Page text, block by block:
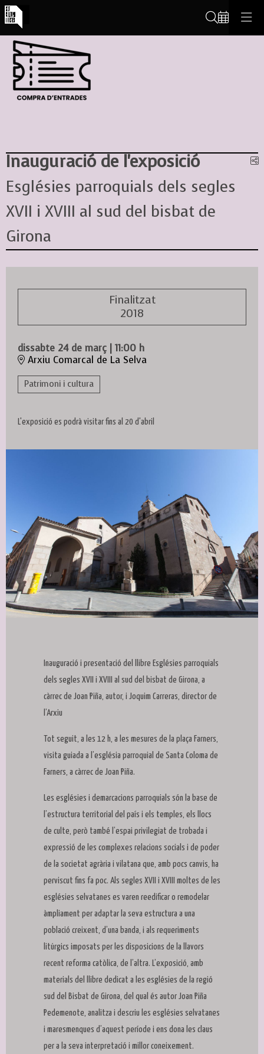
Inauguració de l'exposició
Esglésies parroquials dels segles
XVII i XVIII al sud del bisbat de
Girona
Finalitzat
2018
dissabte 24 de març | 11:00 h
Arxiu Comarcal de La Selva
Patrimoni i cultura
L'exposició es podrà visitar fins al 20 d'abril
Inauguració i presentació del llibre Esglésies parroquials
dels segles XVII i XVIII al sud del bisbat de Girona, a
càrrec de Joan Piña, autor, i Joquim Carreras, director de
l’Arxiu
Tot seguit, a les 12 h, a les mesures de la plaça Farners,
visita guiada a l’església parroquial de Santa Coloma de
Farners, a càrrec de Joan Piña.
Les esglésies i demarcacions parroquials són la base de
l’estructura territorial del país i els temples, els llocs
de culte, però també l’espai privilegiat de trobada i
expressió de les complexes relacions socials i de poder
de la societat agrària i vilatana que, amb pocs canvis, ha
perviscut fins fa poc. Als segles XVII i XVIII moltes de les
esglésies selvatanes es varen reedificar o remodelar
àmpliament per adaptar la seva estructura a una
població creixent, d’una banda, i als requeriments
litúrgics imposats per les disposicions de la llavors
recent reforma catòlica, de l’altra. L’exposició, amb
materials del llibre dedicat a les esglésies de la regió
sud del Bisbat de Girona, del qual és autor Joan Piña
Pedemenote, analitza i descriu les esglésies selvatanes
i maresmenques d’aquest període i ens dona les claus
per a la seva interpretació i millor coneixement.